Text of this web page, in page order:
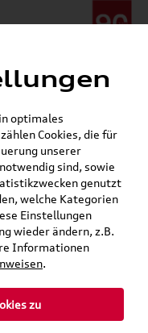
- 13:00 Uhr
- 13:00 Uhr
optimales
Cookies, die für
unserer
sind, sowie
genutzt
welche Kategorien
Einstellungen
wieder ändern, z.B.
Informationen
.
zu